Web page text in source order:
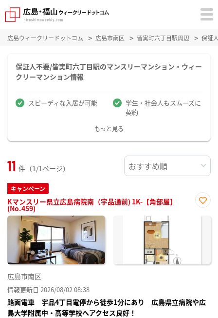
広島ウィークリードットコム 広島市南区 皆実町六丁目駅周辺 保証
保証人不要/皆実町六丁目駅のマンスリーマンション・ウィー
クリーマンション情報
スピーディな入居が可能
学生・社会人もスムーズに
契約
もっと見る
11 件（1/1ページ）
キャンペーン
Kマンスリー県立広島病院南（宇品通前) 1K-【角部屋】
(No.459)
に入
広島市南区
情報更新日 2026/08/02 08:38
路面電車 宇品4丁目電停から徒歩1分にあり 広島県立病院や広
島大学附属中・高等学校へアクセス良好！